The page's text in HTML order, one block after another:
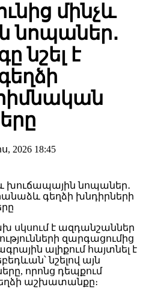
մինչև
նոպաներ․
նշել է
2026 18:45
սկսում է ազդանշաններ
զարգացումից
ալիքում հայտնել է
նշելով այն
որոնց դեպքում
աշխատանքը։